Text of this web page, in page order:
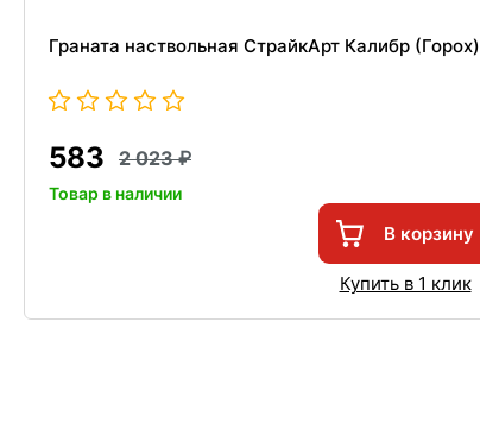
Граната наствольная СтрайкАрт Калибр (Горох)
583 2 023
Товар в наличии
В корзину
Купить в 1 клик